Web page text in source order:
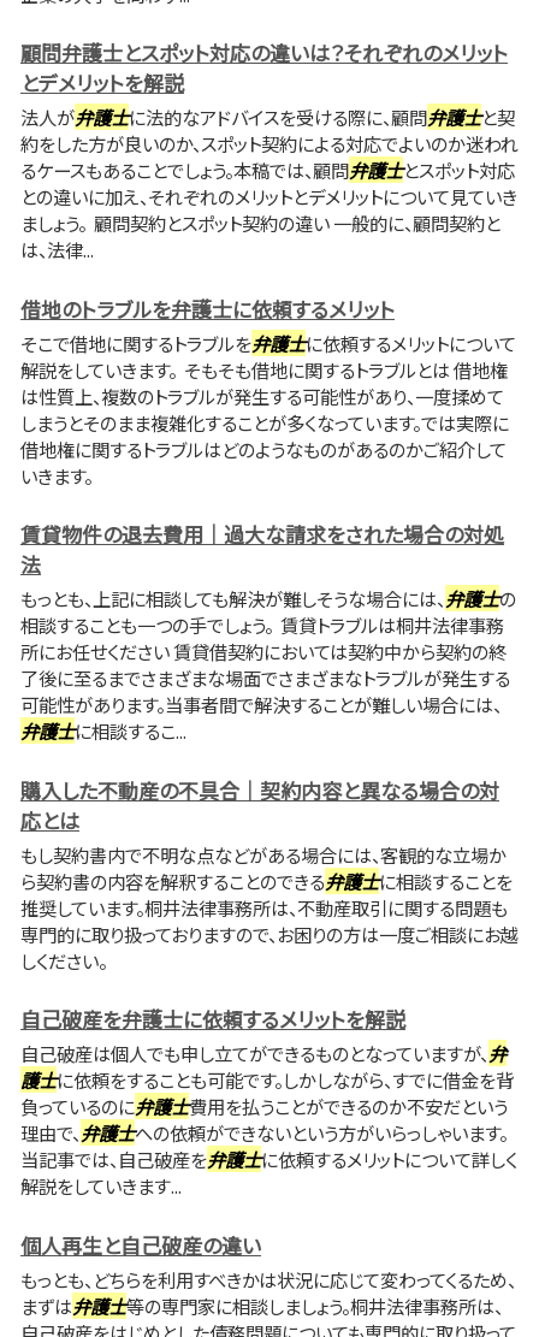
顧問弁護士とスポット対応の違いは？それぞれのメリット
とデメリットを解説
法人が弁護士に法的なアドバイスを受ける際に、顧問弁護士と契
約をした方が良いのか、スポット契約による対応でよいのか迷われ
るケースもあることでしょう。本稿では、顧問弁護士とスポット対応
との違いに加え、それぞれのメリットとデメリットについて見ていき
ましょう。 顧問契約とスポット契約の違い 一般的に、顧問契約と
は、法律...
借地のトラブルを弁護士に依頼するメリット
そこで借地に関するトラブルを弁護士に依頼するメリットについて
解説をしていきます。 そもそも借地に関するトラブルとは 借地権
は性質上、複数のトラブルが発生する可能性があり、一度揉めて
しまうとそのまま複雑化することが多くなっています。では実際に
借地権に関するトラブルはどのようなものがあるのかご紹介して
いきます。
賃貸物件の退去費用｜過大な請求をされた場合の対処
法
もっとも、上記に相談しても解決が難しそうな場合には、 弁護士の
相談することも一つの手でしょう。 賃貸トラブルは桐井法律事務
所にお任せください 賃貸借契約においては契約中から契約の終
了後に至るまでさまざまな場面でさまざまなトラブルが発生する
可能性があります。当事者間で解決することが難しい場合には、
弁護士に相談するこ...
購入した不動産の不具合｜契約内容と異なる場合の対
応とは
もし契約書内で不明な点などがある場合には、客観的な立場か
ら契約書の内容を解釈することのできる弁護士に相談することを
推奨しています。桐井法律事務所は、不動産取引に関する問題も
専門的に取り扱っておりますので、お困りの方は一度ご相談にお越
しください。
自己破産を弁護士に依頼するメリットを解説
自己破産は個人でも申し立てができるものとなっていますが、 弁
護士に依頼をすることも可能です。しかしながら、すでに借金を背
負っているのに弁護士費用を払うことができるのか不安だという
理由で、 弁護士への依頼ができないという方がいらっしゃいます。
当記事では、自己破産を弁護士に依頼するメリットについて詳しく
解説をしていきます...
個人再生と自己破産の違い
もっとも、どちらを利用すべきかは状況に応じて変わってくるため、
まずは弁護士等の専門家に相談しましょう。桐井法律事務所は、